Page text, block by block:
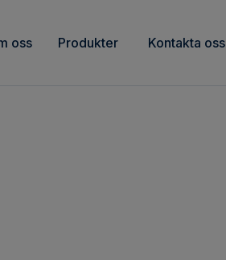
oss Produkter Kontakta oss